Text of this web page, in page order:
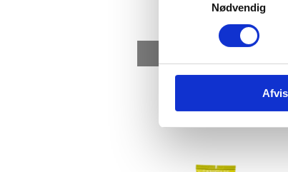
Nødvendig
Afvis
79,00DKK
På lager